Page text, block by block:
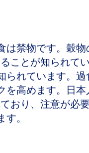
禁物です。穀
ことが知られて
れています。
高めます。日
おり、注意が必
。